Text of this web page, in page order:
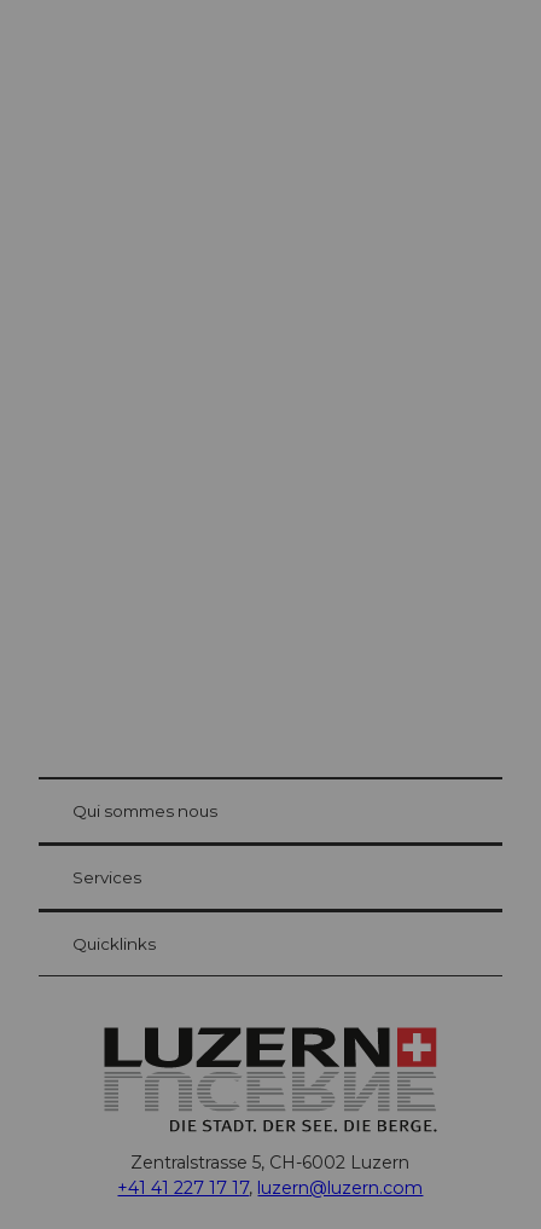
Carte d’hôte Lucerne
Vos avantages en tant qu'hôte pour la nuit
at Bre
Qui sommes nous
Services
Quicklinks
Zentralstrasse 5, CH-6002 Luzern
+41 41 227 17 17, luzern@luzern.com